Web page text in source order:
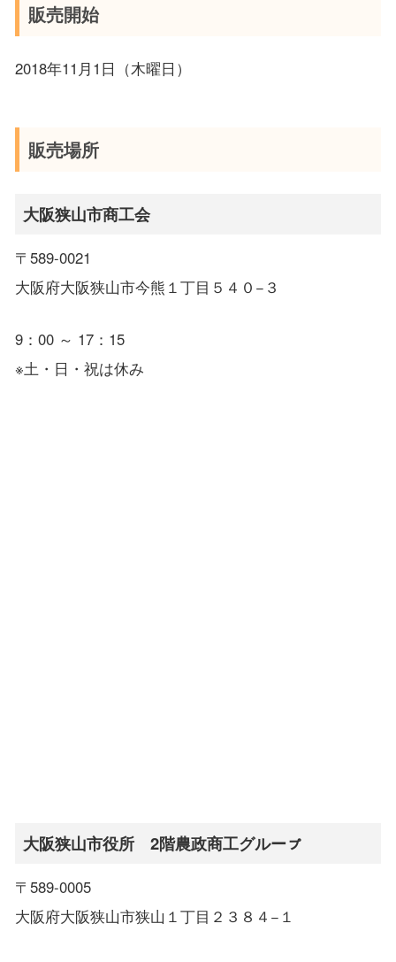
販売開始
2018年11月1日（木曜日）
販売場所
大阪狭山市商工会
〒589-0021
大阪府大阪狭山市今熊１丁目５４０−３
9：00 ～ 17：15
※土・日・祝は休み
大阪狭山市役所 2階農政商工グルーㇷ゚
〒589-0005
大阪府大阪狭山市狭山１丁目２３８４−１